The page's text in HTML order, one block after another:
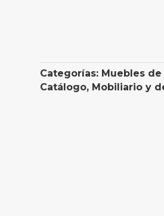
Categorías: Muebles
Catálogo, Mobiliario y